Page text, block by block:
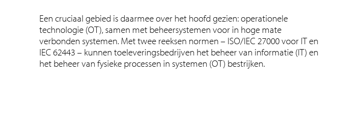
Een cruciaal gebied is daarmee over het hoofd gezien: operationele
technologie (OT), samen met beheersystemen voor in hoge mate
verbonden systemen. Met twee reeksen normen – ISO/IEC 27000 voor IT en
IEC 62443 – kunnen toeleveringsbedrijven het beheer van informatie (IT) en
het beheer van fysieke processen in systemen (OT) bestrijken.